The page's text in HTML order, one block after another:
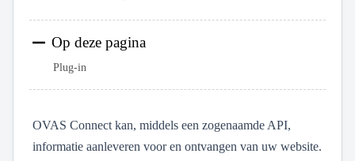
Op deze pagina
Plug-in
OVAS Connect kan, middels een zogenaamde API,
informatie aanleveren voor en ontvangen van uw website.